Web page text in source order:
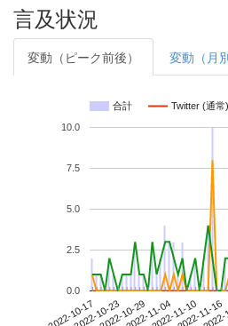
言及状況
変動（ピーク前後） 変動（月別
合計 Twitter (通常)
2022-10-172022-10-232022-10-292022-11-042022-11-102022-11-16
0.0
2.5
5.0
7.5
10.0